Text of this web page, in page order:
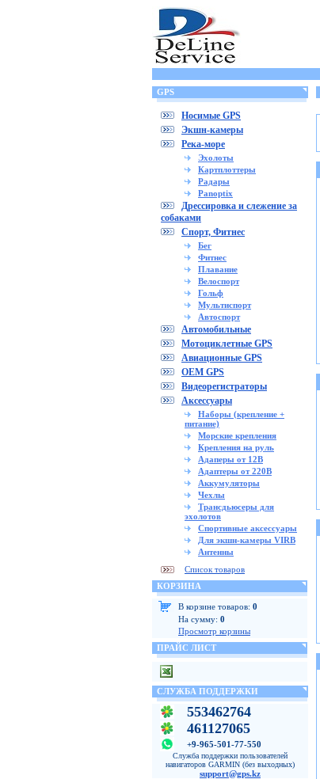
GPS
Носимые GPS
Экшн-камеры
Река-море
Эхолоты
Картплоттеры
Радары
Panoptix
Дрессировка и слежение за
собаками
Спорт, Фитнес
Бег
Фитнес
Плавание
Велоспорт
Гольф
Мультиспорт
Автоспорт
Автомобильные
Мотоциклетные GPS
Авиационные GPS
OEM GPS
Видеорегистраторы
Аксессуары
Наборы (крепление +
питание)
Морские крепления
Крепления на руль
Адаперы от 12В
Адаптеры от 220В
Аккумуляторы
Чехлы
Трансдьюсеры для
эхолотов
Спортивные аксессуары
Для экшн-камеры VIRB
Антенны
Список товаров
КОРЗИНА
В корзине товаров: 0
На сумму: 0
Просмотр корзины
ПРАЙС ЛИСТ
СЛУЖБА ПОДДЕРЖКИ
553462764
461127065
+9-965-501-77-550
Служба поддержки пользователей
навигаторов GARMIN (без выходных)
support@gps.kz